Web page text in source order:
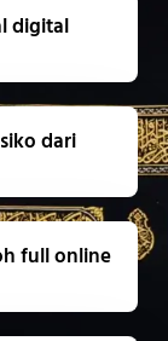
digital
dari
full online